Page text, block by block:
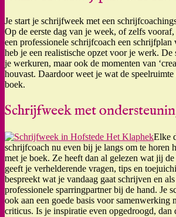
Je start je schrijfweek met een
Op de eerste dag van je week, of zelfs vooraf,
een professionele schrijfcoach een
heb je een realistische opzet voor je werk. De
je werkuren, maar ook de momenten van
houvast. Daardoor weet je wat de
boek.
Schrijfweek met
Elke
schrijfcoach nu even bij je langs om te horen
met je boek. Ze heeft dan al gelezen wat jij
geeft je verhelderende vragen, tips en
bespreekt wat je vandaag gaat schrijven en
professionele sparringpartner bij de hand. Je
ook aan een goede basis voor samenwerking
criticus. Is je inspiratie even opgedroogd, dan